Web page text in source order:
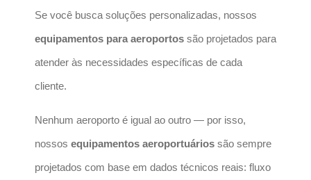
Se você busca soluções personalizadas, nossos
equipamentos para aeroportos são projetados para
atender às necessidades específicas de cada
cliente.
Nenhum aeroporto é igual ao outro — por isso,
nossos equipamentos aeroportuários são sempre
projetados com base em dados técnicos reais: fluxo